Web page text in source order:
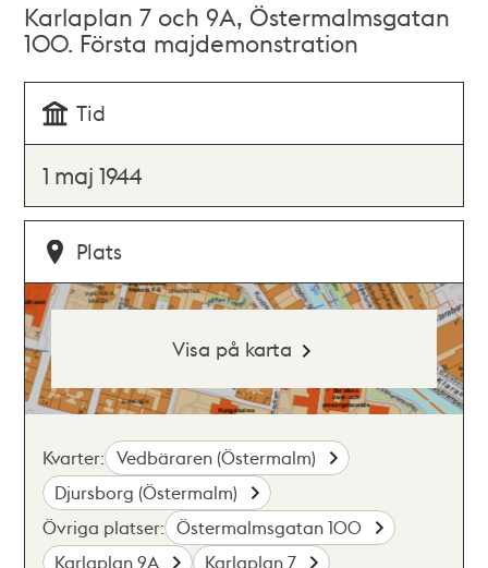
Karlaplan 7 och 9A, Östermalmsgatan
100. Första majdemonstration
Tid
1 maj 1944
Plats
Visa på karta
Kvarter: Vedbäraren (Östermalm)
Djursborg (Östermalm)
Övriga platser: Östermalmsgatan 100
Karlaplan 9A
Karlaplan 7